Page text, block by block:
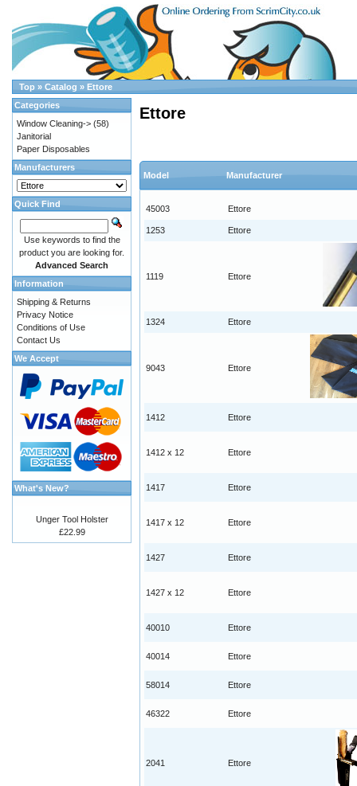
Top » Catalog » Ettore
Ettore
Model Manufacturer
45003 Ettore
1253 Ettore
1119 Ettore
1324 Ettore
9043 Ettore
1412 Ettore
1412 x 12 Ettore
1417 Ettore
1417 x 12 Ettore
1427 Ettore
1427 x 12 Ettore
40010 Ettore
40014 Ettore
58014 Ettore
46322 Ettore
2041 Ettore
Categories
Window Cleaning-> (58)
Janitorial
Paper Disposables
Manufacturers
Quick Find
Use keywords to find the
product you are looking for.
Advanced Search
Information
Shipping & Returns
Privacy Notice
Conditions of Use
Contact Us
We Accept
What's New?
Unger Tool Holster
£22.99